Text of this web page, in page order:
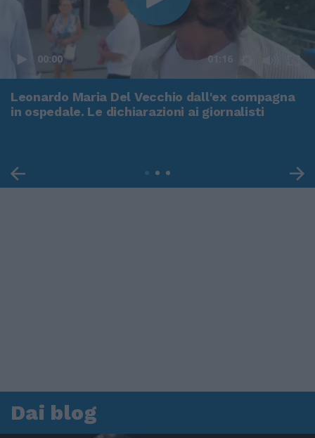
00:00 01:16
Leonardo Maria Del Vecchio dall'ex compagna
in ospedale. Le dichiarazioni ai giornalisti
Dai blog